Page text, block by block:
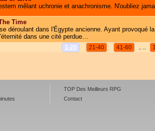
mêlant uchronie et anachronisme. N'oubliez
Time
déroulant dans l'Égypte ancienne. Ayant provoqué
dans une cité perdue…
1-20 21-40 41-60 .. ..
TOP Des Meilleurs RPG
Contact